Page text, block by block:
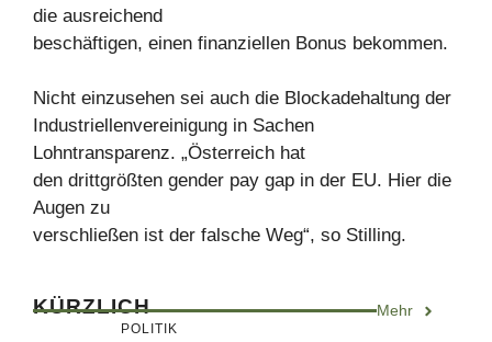
die ausreichend
beschäftigen, einen finanziellen Bonus bekommen.
Nicht einzusehen sei auch die Blockadehaltung der
Industriellenvereinigung in Sachen
Lohntransparenz. „Österreich hat
den drittgrößten gender pay gap in der EU. Hier die
Augen zu
verschließen ist der falsche Weg“, so Stilling.
KÜRZLICH Mehr
POLITIK